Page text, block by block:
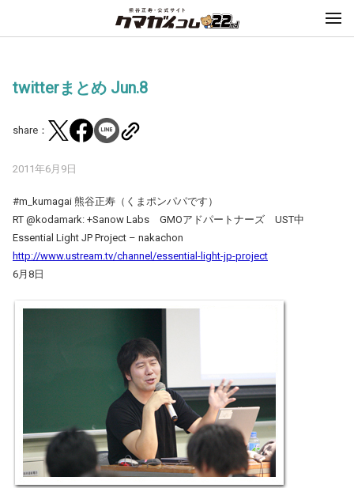
twitterまとめ Jun.8
share：
2011年6月9日
#m_kumagai 熊谷正寿（くまポンパパです）
RT @kodamark: +Sanow Labs GMOアドパートナーズ UST中
Essential Light JP Project – nakachon
http://www.ustream.tv/channel/essential-light-jp-project
6月8日